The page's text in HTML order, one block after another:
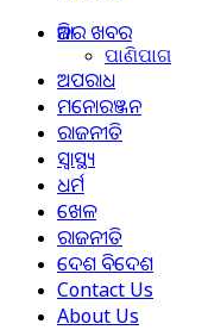
ଆଜିର ଖବର
ପାଣିପାଗ
ଅପରାଧ
ମନୋରଞ୍ଜନ
ରାଜନୀତି
ସ୍ୱାସ୍ଥ୍ୟ
ଧର୍ମ
ଖେଳ
ରାଜନୀତି
ଦେଶ ବିଦେଶ
Contact Us
About Us